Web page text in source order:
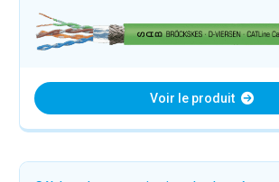
Voir le produit